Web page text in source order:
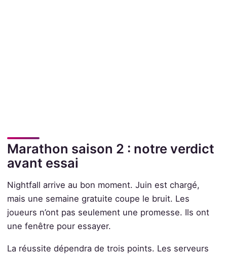
Marathon saison 2 : notre verdict
avant essai
Nightfall arrive au bon moment. Juin est chargé,
mais une semaine gratuite coupe le bruit. Les
joueurs n’ont pas seulement une promesse. Ils ont
une fenêtre pour essayer.
La réussite dépendra de trois points. Les serveurs